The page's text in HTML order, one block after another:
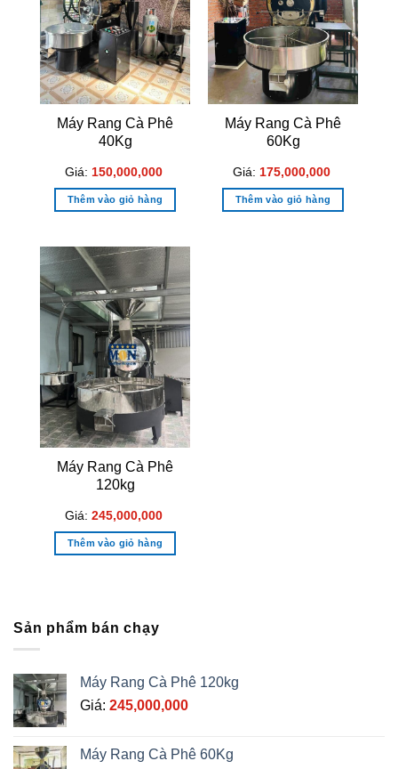
Máy Rang Cà Phê
40Kg
Giá: 150,000,000
Thêm vào giỏ hàng
Máy Rang Cà Phê
60Kg
Giá: 175,000,000
Thêm vào giỏ hàng
Máy Rang Cà Phê
120kg
Giá: 245,000,000
Thêm vào giỏ hàng
Sản phẩm bán chạy
Máy Rang Cà Phê 120kg
Giá: 245,000,000
Máy Rang Cà Phê 60Kg